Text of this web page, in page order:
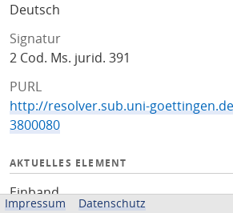
Deutsch
Signatur
2 Cod. Ms. jurid. 391
PURL
http://resolver.sub.uni-
3800080
AKTUELLES ELEMENT
Einband
Impressum Datenschutz